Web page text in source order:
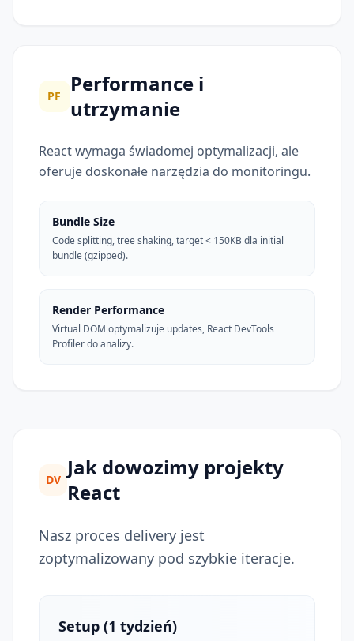
PF
Performance i
utrzymanie
React wymaga świadomej optymalizacji, ale
oferuje doskonałe narzędzia do monitoringu.
Bundle Size
Code splitting, tree shaking, target < 150KB dla initial
bundle (gzipped).
Render Performance
Virtual DOM optymalizuje updates, React DevTools
Profiler do analizy.
DV Jak dowozimy projekty
React
Nasz proces delivery jest
zoptymalizowany pod szybkie iteracje.
Setup (1 tydzień)